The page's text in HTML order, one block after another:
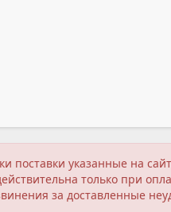
поставки указанные на
только при
за доставленные